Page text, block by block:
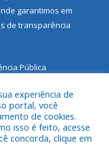
garantimos em
de transparência
Pública
Municipal de Santarém
experiência de
portal, você
de cookies.
isso é feito, acesse
concorda, clique em